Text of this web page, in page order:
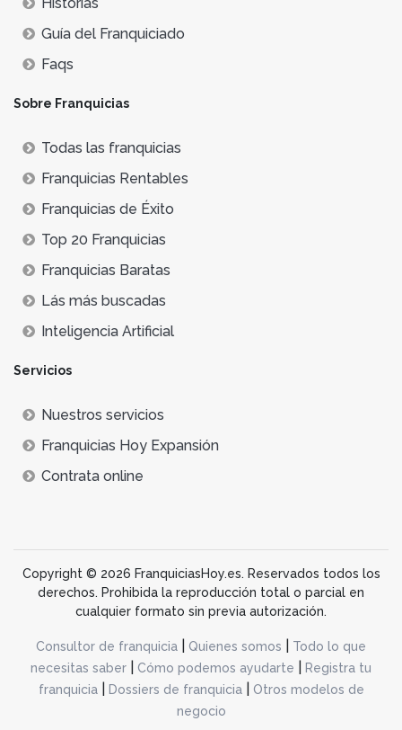
Guía del Franquiciado
Faqs
Sobre Franquicias
Todas las franquicias
Franquicias Rentables
Franquicias de Éxito
Top 20 Franquicias
Franquicias Baratas
Lás más buscadas
Inteligencia Artificial
Servicios
Nuestros servicios
Franquicias Hoy Expansión
Contrata online
Copyright © 2026 FranquiciasHoy.es. Reservados todos los
derechos. Prohibida la reproducción total o parcial en
cualquier formato sin previa autorización.
Consultor de franquicia Quienes somos
Todo lo que
necesitas saber
Cómo podemos ayudarte
Registra tu
franquicia| Dossiers de franquicia|
Otros modelos de
negocio